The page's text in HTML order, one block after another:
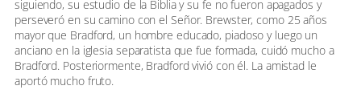
siguiendo, su estudio de la Biblia y su fe no fueron apagados y
perseveró en su camino con el Señor. Brewster, como 25 años
mayor que Bradford, un hombre educado, piadoso y luego un
anciano en la iglesia separatista que fue formada, cuidó mucho a
Bradford. Posteriormente, Bradford vivió con él. La amistad le
aportó mucho fruto.